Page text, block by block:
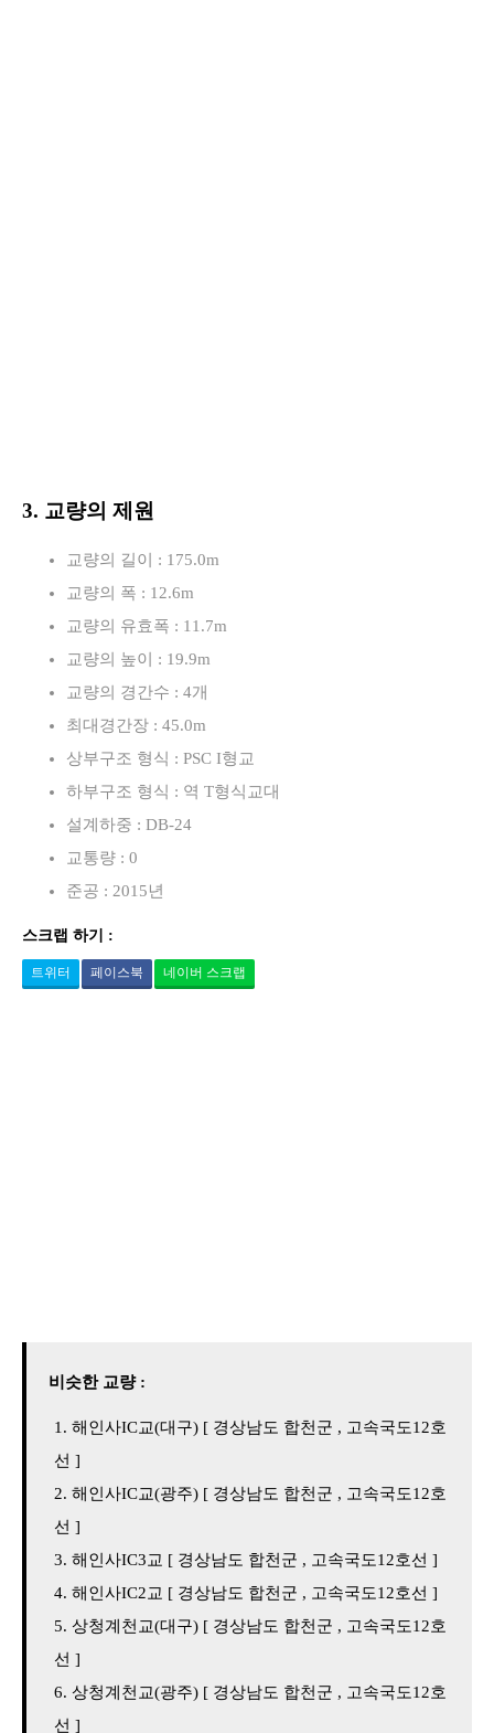
3. 교량의 제원
교량의 길이 : 175.0m
교량의 폭 : 12.6m
교량의 유효폭 : 11.7m
교량의 높이 : 19.9m
교량의 경간수 : 4개
최대경간장 : 45.0m
상부구조 형식 : PSC I형교
하부구조 형식 : 역 T형식교대
설계하중 : DB-24
교통량 : 0
준공 : 2015년
스크랩 하기 :
트위터 페이스북 네이버 스크랩
비슷한 교량 :
해인사IC교(대구) [ 경상남도 합천군 , 고속국도12호
선 ]
해인사IC교(광주) [ 경상남도 합천군 , 고속국도12호
선 ]
해인사IC3교 [ 경상남도 합천군 , 고속국도12호선 ]
해인사IC2교 [ 경상남도 합천군 , 고속국도12호선 ]
상청계천교(대구) [ 경상남도 합천군 , 고속국도12호
선 ]
상청계천교(광주) [ 경상남도 합천군 , 고속국도12호
선 ]